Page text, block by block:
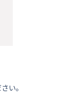
い。